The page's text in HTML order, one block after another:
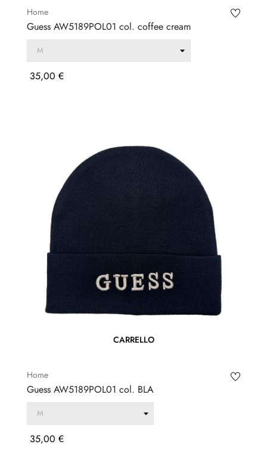
Home
Guess AW5189POL01 col. coffee cream
Prezzo
35,00 €
CARRELLO
Home
Guess AW5189POL01 col. BLA
Prezzo
35,00 €